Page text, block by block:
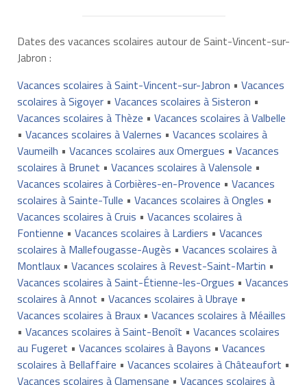
Dates des vacances scolaires autour de Saint-Vincent-sur-
Jabron :
Vacances scolaires à Saint-Vincent-sur-Jabron • Vacances
scolaires à Sigoyer• Vacances scolaires à Sisteron •
Vacances scolaires à Thèze • Vacances scolaires à Valbelle
• Vacances scolaires à Valernes • Vacances scolaires à
Vaumeilh • Vacances scolaires aux Omergues • Vacances
scolaires à Brunet • Vacances scolaires à Valensole •
Vacances scolaires à Corbières-en-Provence • Vacances
scolaires à Sainte-Tulle • Vacances scolaires à Ongles •
Vacances scolaires à Cruis • Vacances scolaires à
Fontienne • Vacances scolaires à Lardiers • Vacances
scolaires à Mallefougasse-Augès • Vacances scolaires à
Montlaux• Vacances scolaires à Revest-Saint-Martin •
Vacances scolaires à Saint-Étienne-les-Orgues • Vacances
scolaires à Annot • Vacances scolaires à Ubraye •
Vacances scolaires à Braux• Vacances scolaires à Méailles
• Vacances scolaires à Saint-Benoît • Vacances scolaires
au Fugeret • Vacances scolaires à Bayons • Vacances
scolaires à Bellaffaire • Vacances scolaires à Châteaufort •
Vacances scolaires à Clamensane • Vacances scolaires à